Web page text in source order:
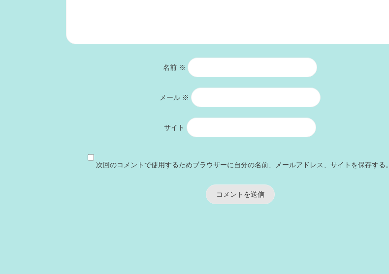
名前 ※
メール ※
サイト
次回のコメントで使用するためブラウザーに自分の名前、メールアドレス、サイトを保存する。